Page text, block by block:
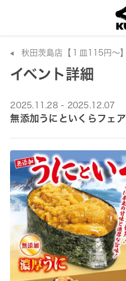
秋田茨島店【１皿115円～】
イベント詳細
2025.11.28 - 2025.12.07
無添加うにといくらフェア